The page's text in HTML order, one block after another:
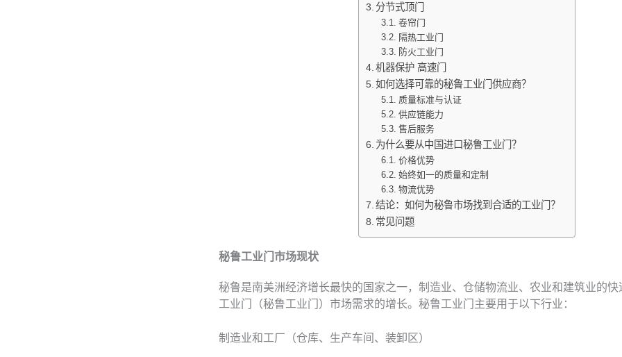
分节式顶门
卷帘门
隔热工业门
防火工业门
机器保护 高速门
如何选择可靠的秘鲁工业门供应商？
质量标准与认证
供应链能力
售后服务
为什么要从中国进口秘鲁工业门？
价格优势
始终如一的质量和定制
物流优势
结论：如何为秘鲁市场找到合适的工业门？
常见问题
秘鲁工业门市场现状
秘鲁是南美洲经济增长最快的国家之一，制造业、仓储物流业、农业和建筑业的快
工业门（秘鲁工业门）市场需求的增长。秘鲁工业门主要用于以下行业：
制造业和工厂（仓库、生产车间、装卸区）